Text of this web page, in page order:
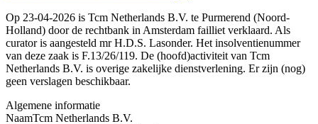
Op 23-04-2026 is Tcm Netherlands B.V. te Purmerend (Noord-
Holland) door de rechtbank in Amsterdam failliet verklaard. Als
curator is aangesteld mr H.D.S. Lasonder. Het insolventienummer
van deze zaak is F.13/26/119. De (hoofd)activiteit van Tcm
Netherlands B.V. is overige zakelijke dienstverlening. Er zijn (nog)
geen verslagen beschikbaar.
Algemene informatie
NaamTcm Netherlands B.V.